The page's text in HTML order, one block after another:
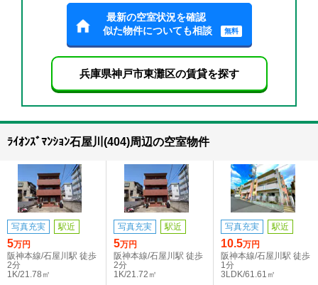
最新の空室状況を確認
似た物件についても相談
無料
兵庫県神戸市東灘区の賃貸を探す
ﾗｲｵﾝｽﾞﾏﾝｼｮﾝ石屋川(404)周辺の空室物件
写真充実 駅近
5万円
阪神本線/石屋川駅 徒歩
2分
1K/21.78㎡
写真充実 駅近
5万円
阪神本線/石屋川駅 徒歩
2分
1K/21.72㎡
写真充実 駅近
10.5万円
阪神本線/石屋川駅 徒歩
1分
3LDK/61.61㎡